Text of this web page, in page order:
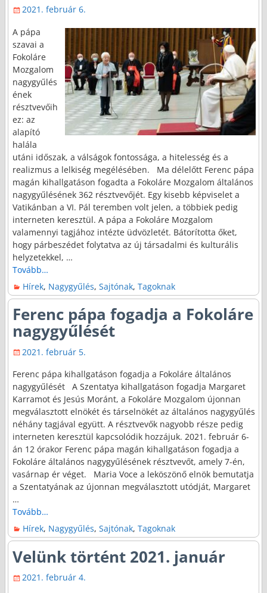
2021. február 6.
A pápa
szavai a
Fokoláre
Mozgalom
nagygyűlés
ének
résztvevőih
ez: az
alapító
halála
utáni időszak, a válságok fontossága, a hitelesség és a
realizmus a lelkiség megélésében. Ma délelőtt Ferenc pápa
magán kihallgatáson fogadta a Fokoláre Mozgalom általános
nagygyűlésének 362 résztvevőjét. Egy kisebb képviselet a
Vatikánban a VI. Pál teremben volt jelen, a többiek pedig
interneten keresztül. A pápa a Fokoláre Mozgalom
valamennyi tagjához intézte üdvözletét. Bátorította őket,
hogy párbeszédet folytatva az új társadalmi és kulturális
helyzetekkel, …
Tovább…
Hírek, Nagygyűlés,Sajtónak,Tagoknak
Ferenc pápa fogadja a Fokoláre
nagygyűlését
2021. február 5.
Ferenc pápa kihallgatáson fogadja a Fokoláre általános
nagygyűlését A Szentatya kihallgatáson fogadja Margaret
Karramot és Jesús Moránt, a Fokoláre Mozgalom újonnan
megválasztott elnökét és társelnökét az általános nagygyűlés
néhány tagjával együtt. A résztvevők nagyobb része pedig
interneten keresztül kapcsolódik hozzájuk. 2021. február 6-
án 12 órakor Ferenc pápa magán kihallgatáson fogadja a
Fokoláre általános nagygyűlésének résztvevőt, amely 7-én,
vasárnap ér véget. Maria Voce a leköszönő elnök bemutatja
a Szentatyának az újonnan megválasztott utódját, Margaret
…
Tovább…
Hírek, Nagygyűlés,Sajtónak,Tagoknak
Velünk történt 2021. január
2021. február 4.